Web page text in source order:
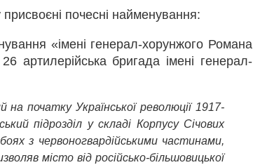
почесні найменування:
«імені генерал-хорунжого Романа
артилерійська бригада імені генерал-
початку Української революції 1917-
підрозділ у складі Корпусу Січових
з червоногвардійськими частинами,
місто від російсько-більшовицької